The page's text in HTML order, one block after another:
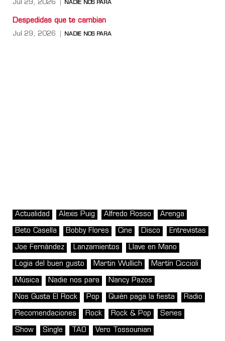
Jul 29, 2026 NADIE NOS PARA
Despedidas que te cambian
Jul 29, 2026 NADIE NOS PARA
Actualidad Alexis Puig Alfredo Rosso Arenga
Beto Casella Bobby Flores Cine Disco Entrevistas
Joe Fernández Lanzamientos Llave en Mano
Logia del buen gusto Martin Wullich Martín Ciccioli
Música Nadie nos para Nancy Pazos
Nos Gusta El Rock Pop Quién paga la fiesta Radio
Recomendaciones Rock Rock & Pop Series
Show Single TAO Vero Tossounian